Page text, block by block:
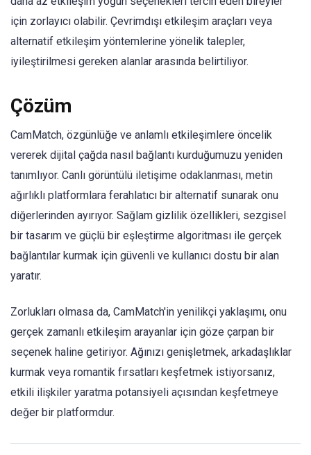
için zorlayıcı olabilir. Çevrimdışı etkileşim araçları veya
alternatif etkileşim yöntemlerine yönelik talepler,
iyileştirilmesi gereken alanlar arasında belirtiliyor.
Çözüm
CamMatch, özgünlüğe ve anlamlı etkileşimlere öncelik
vererek dijital çağda nasıl bağlantı kurduğumuzu yeniden
tanımlıyor. Canlı görüntülü iletişime odaklanması, metin
ağırlıklı platformlara ferahlatıcı bir alternatif sunarak onu
diğerlerinden ayırıyor. Sağlam gizlilik özellikleri, sezgisel
bir tasarım ve güçlü bir eşleştirme algoritması ile gerçek
bağlantılar kurmak için güvenli ve kullanıcı dostu bir alan
yaratır.
Zorlukları olmasa da, CamMatch'in yenilikçi yaklaşımı, onu
gerçek zamanlı etkileşim arayanlar için göze çarpan bir
seçenek haline getiriyor. Ağınızı genişletmek, arkadaşlıklar
kurmak veya romantik fırsatları keşfetmek istiyorsanız,
etkili ilişkiler yaratma potansiyeli açısından keşfetmeye
değer bir platformdur.